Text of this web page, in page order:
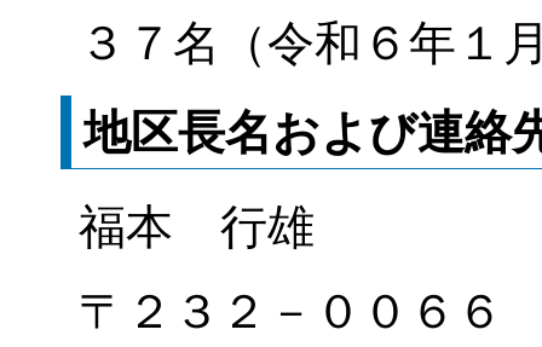
３７名（令和６年１
地区長名および連絡
福本 行雄
〒２３２－００６６